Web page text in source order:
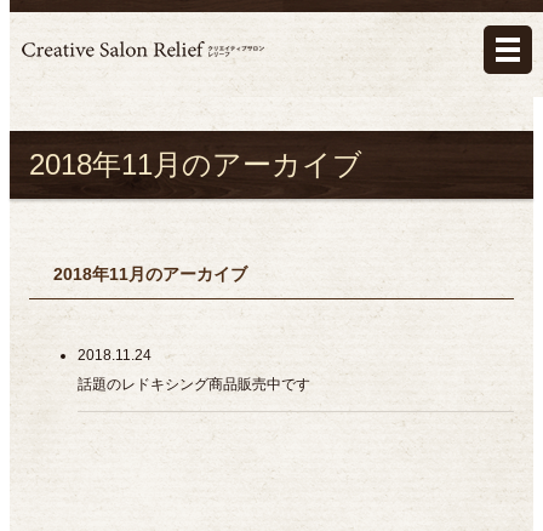
2018年11月のアーカイブ
2018年11月のアーカイブ
2018.11.24
話題のレドキシング商品販売中です